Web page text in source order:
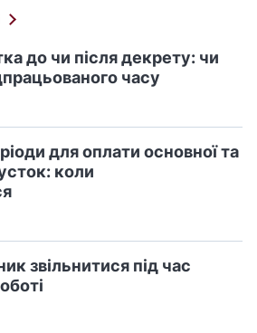
до чи після декрету: чи
часу
для оплати основної та
коли
звільнитися під час